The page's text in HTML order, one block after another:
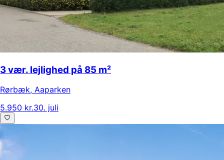
3 vær. lejlighed på 85 m²
Rørbæk, Aaparken
5.950 kr.30. juli